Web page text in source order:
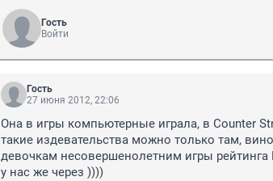
Гость
Войти
Гость
27 июня 2012, 22:06
Она в игры компьютерные играла, в Counter
такие издевательства можно только там,
девочкам несовершенолетним игры
у нас же через ))))